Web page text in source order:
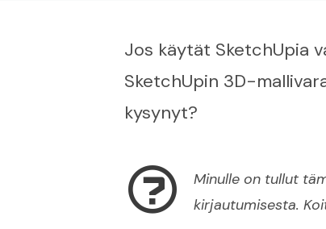
Jos käytät SketchUpia
SketchUpin 3D-
kysynyt?
Minulle on tullut
kirjautumisesta.